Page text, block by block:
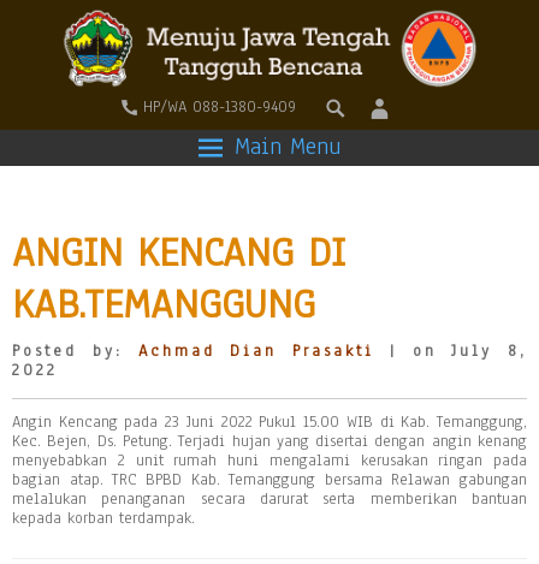
HP/WA 088-1380-9409
Main Menu
ANGIN KENCANG DI
KAB.TEMANGGUNG
Posted by: Achmad Dian Prasakti
| on July 8,
2022
Angin Kencang pada 23 Juni 2022 Pukul 15.00 WIB di Kab. Temanggung,
Kec. Bejen, Ds. Petung. Terjadi hujan yang disertai dengan angin kenang
menyebabkan 2 unit rumah huni mengalami kerusakan ringan pada
bagian atap. TRC BPBD Kab. Temanggung bersama Relawan gabungan
melalukan penanganan secara darurat serta memberikan bantuan
kepada korban terdampak.